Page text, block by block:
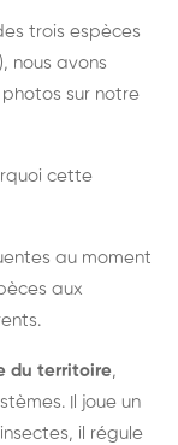
trois espèces
nous avons
sur notre
cette
au moment
aux
du territoire,
Il joue un
il régule